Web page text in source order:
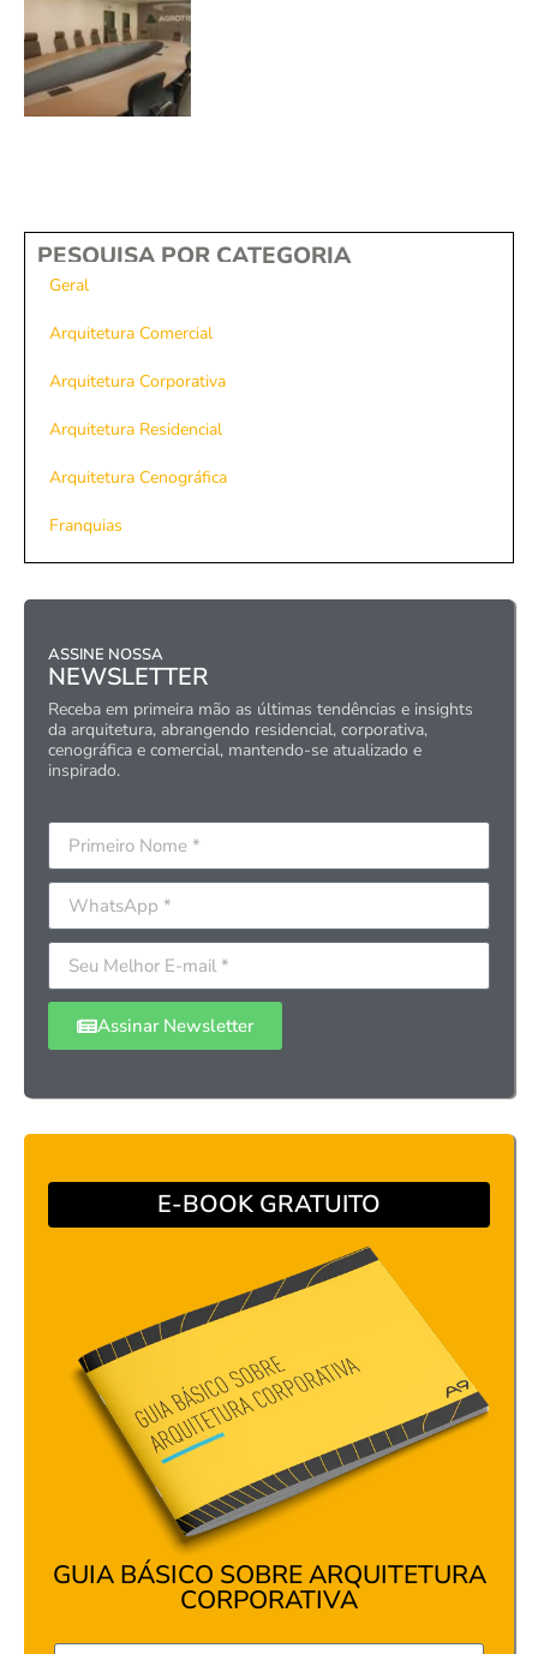
PESQUISA POR CATEGORIA
Geral
Arquitetura Comercial
Arquitetura Corporativa
Arquitetura Residencial
Arquitetura Cenográfica
Franquias
ASSINE NOSSA
NEWSLETTER
Receba em primeira mão as últimas tendências e insights
da arquitetura, abrangendo residencial, corporativa,
cenográfica e comercial, mantendo-se atualizado e
inspirado.
Assinar Newsletter
E-BOOK GRATUITO
GUIA BÁSICO SOBRE ARQUITETURA
CORPORATIVA